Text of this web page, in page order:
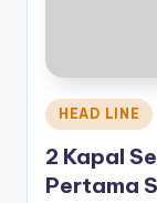
Posted
in
HEAD LINE
2 Kapal
Pertama